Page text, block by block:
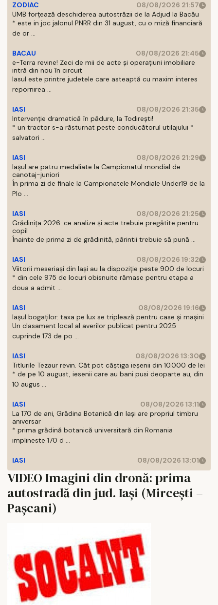
ZODIAC
08/08/2026 21:57
UMB forțează deschiderea autostrăzii de la Adjud la Bacău
* este in joc jalonul PNRR din 31 august, cu o miză financiară
de or ...
BACAU
08/08/2026 21:45
e-Terra revine! Zeci de mii de acte și operațiuni imobiliare
intră din nou în circuit
Iasul este printre judetele care asteaptă cu maxim interes
repornirea ...
IASI
08/08/2026 21:35
Intervenție dramatică în pădure, la Todirești!
* un tractor s-a răsturnat peste conducătorul utilajului *
salvatori ...
IASI
08/08/2026 21:29
Iaşul are patru medaliate la Campionatul mondial de
canotaj-juniori
În prima zi de finale la Campionatele Mondiale Under19 de la
Plo ...
IASI
08/08/2026 21:25
Grădinița 2026: ce analize și acte trebuie pregătite pentru
copil
Înainte de prima zi de grădinită, părintii trebuie să pună ...
IASI
08/08/2026 19:32
Viitorii meseriași din Iași au la dispoziție peste 900 de locuri
* din cele 975 de locuri obisnuite rămase pentru etapa a
doua a admit ...
IASI
08/08/2026 19:16
Iașul bogaților: taxa pe lux se triplează pentru case și mașini
Un clasament local al averilor publicat pentru 2025
cuprinde 173 de po ...
IASI
08/08/2026 13:30
Titlurile Tezaur revin. Cât pot câștiga ieșenii din 10.000 de lei
* de pe 10 august, iesenii care au bani pusi deoparte au, din
10 augus ...
IASI
08/08/2026 13:11
La 170 de ani, Grădina Botanică din Iași are propriul timbru
aniversar
* prima grădină botanică universitară din Romania
implineste 170 d ...
IASI 08/08/2026 13:01
VIDEO Imagini din dronă: prima
autostradă din jud. Iași (Mircești –
Pașcani)